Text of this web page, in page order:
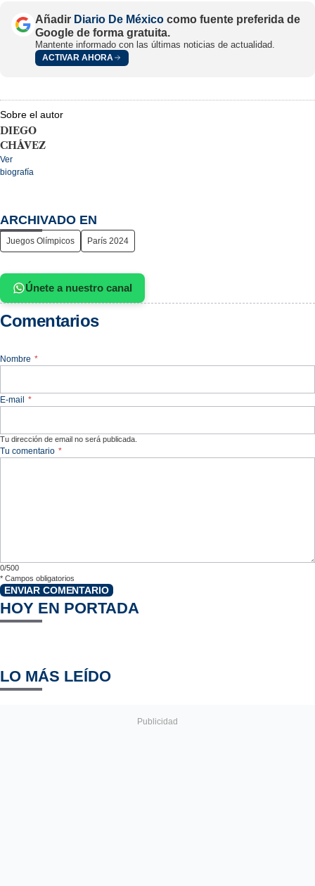
Añadir Diario De México como fuente preferida de
Google de forma gratuita.
Mantente informado con las últimas noticias de actualidad.
ACTIVAR AHORA
Sobre el autor
DIEGO
CHÁVEZ
Ver
biografía
ARCHIVADO EN
Juegos Olímpicos París 2024
Únete a nuestro canal
Comentarios
Nombre *
E-mail *
Tu dirección de email no será publicada.
Tu comentario *
0/500
* Campos obligatorios
ENVIAR COMENTARIO
HOY EN PORTADA
LO MÁS LEÍDO